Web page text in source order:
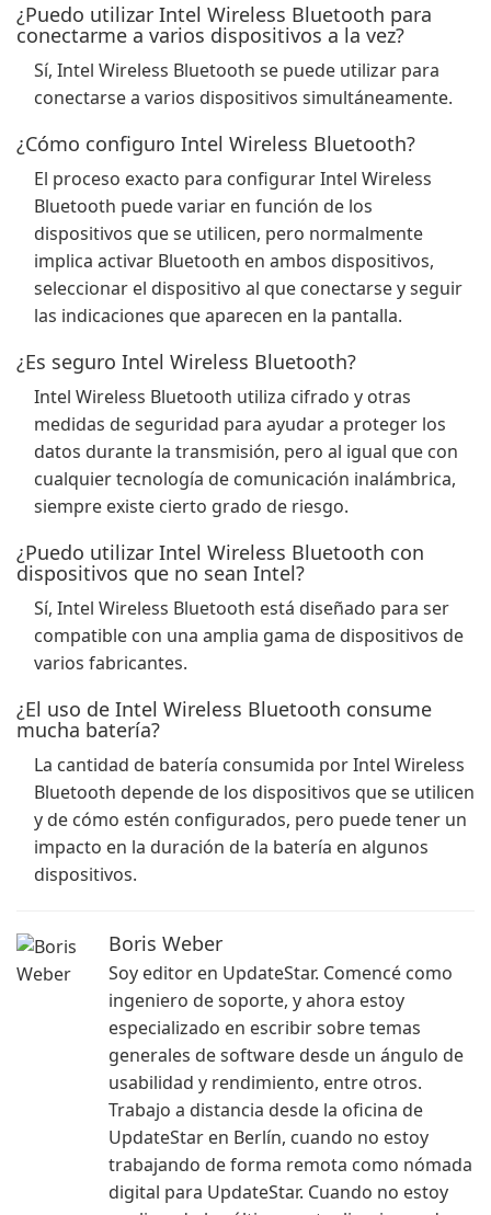
¿Puedo utilizar Intel Wireless Bluetooth para
conectarme a varios dispositivos a la vez?
Sí, Intel Wireless Bluetooth se puede utilizar para
conectarse a varios dispositivos simultáneamente.
¿Cómo configuro Intel Wireless Bluetooth?
El proceso exacto para configurar Intel Wireless
Bluetooth puede variar en función de los
dispositivos que se utilicen, pero normalmente
implica activar Bluetooth en ambos dispositivos,
seleccionar el dispositivo al que conectarse y seguir
las indicaciones que aparecen en la pantalla.
¿Es seguro Intel Wireless Bluetooth?
Intel Wireless Bluetooth utiliza cifrado y otras
medidas de seguridad para ayudar a proteger los
datos durante la transmisión, pero al igual que con
cualquier tecnología de comunicación inalámbrica,
siempre existe cierto grado de riesgo.
¿Puedo utilizar Intel Wireless Bluetooth con
dispositivos que no sean Intel?
Sí, Intel Wireless Bluetooth está diseñado para ser
compatible con una amplia gama de dispositivos de
varios fabricantes.
¿El uso de Intel Wireless Bluetooth consume
mucha batería?
La cantidad de batería consumida por Intel Wireless
Bluetooth depende de los dispositivos que se utilicen
y de cómo estén configurados, pero puede tener un
impacto en la duración de la batería en algunos
dispositivos.
Boris Weber
Soy editor en UpdateStar. Comencé como
ingeniero de soporte, y ahora estoy
especializado en escribir sobre temas
generales de software desde un ángulo de
usabilidad y rendimiento, entre otros.
Trabajo a distancia desde la oficina de
UpdateStar en Berlín, cuando no estoy
trabajando de forma remota como nómada
digital para UpdateStar. Cuando no estoy